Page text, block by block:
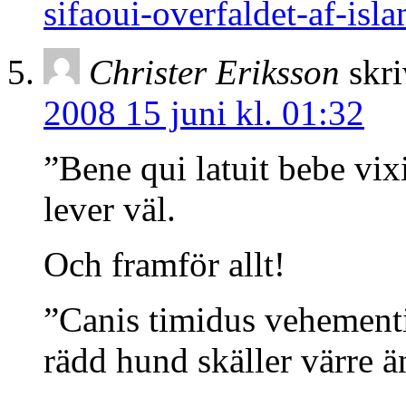
sifaoui-overfaldet-af-
Christer Eriksson
2008 15 juni kl. 01:32
”Bene qui latuit bebe
lever väl.
Och framför allt!
”Canis timidus
rädd hund skäller värre